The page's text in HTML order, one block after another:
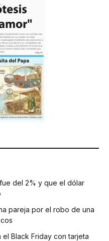
del 2% y que el dólar
pareja por el robo de una
Black Friday con tarjeta